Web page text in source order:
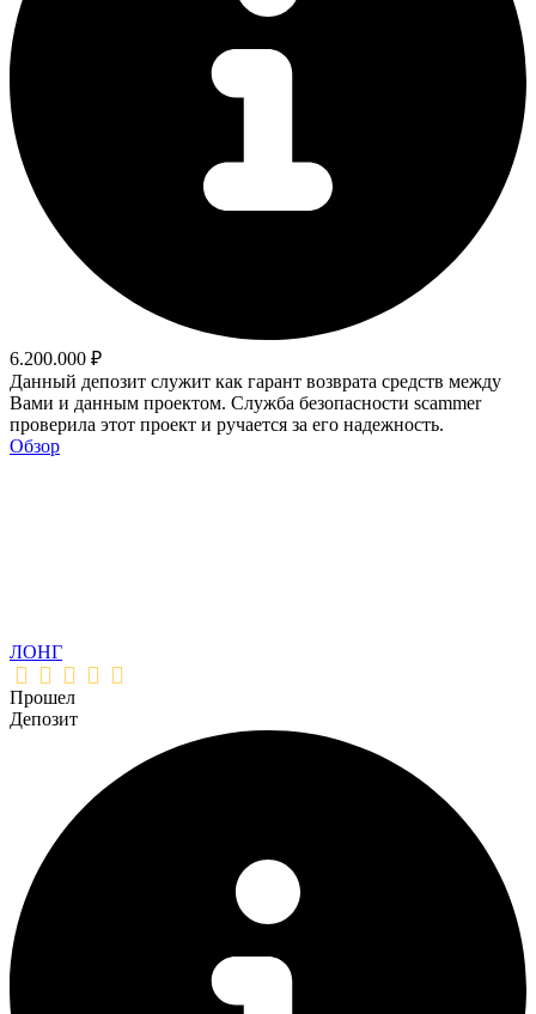
6.200.000 ₽
Данный депозит служит как гарант возврата средств между
Вами и данным проектом. Служба безопасности scammer
проверила этот проект и ручается за его надежность.
Обзор
ЛОНГ
Прошел
Депозит